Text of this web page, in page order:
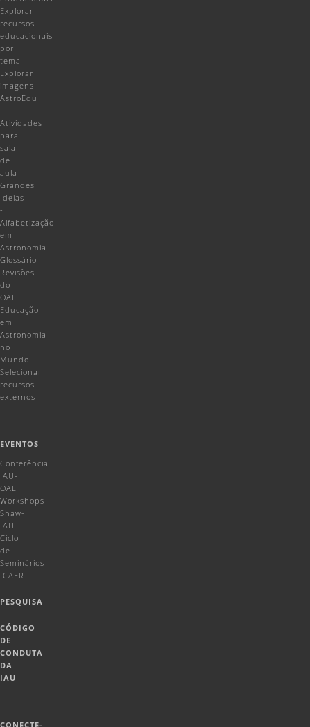
Explorar
recursos
educacionais
por
tema
Explorar
imagens
AstroEdu
-
Atividades
para
sala
de
aula
Grandes
Ideias
-
Alfabetização
em
Astronomia
Glossário
Revisões
do
OAE
Educação
em
Astronomia
no
Mundo
Selecionar
recursos
externos
EVENTOS
Conferência
IAU-
OAE
Workshops
Shaw-
IAU
Ciclo
de
Seminários
ICAER
PESQUISA
CÓDIGO
DE
CONDUTA
DA
IAU
CONECTE-